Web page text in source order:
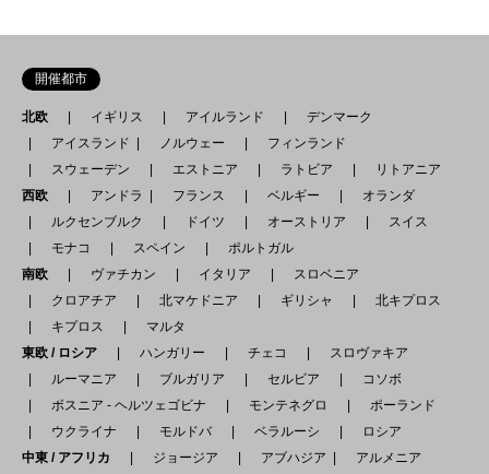
開催都市
北欧 イギリス アイルランド
デンマーク
アイスランド
ノルウェー
フィンランド
スウェーデン
エストニア ラトビア
リトアニア
西欧
アンドラ フランス ベルギー
オランダ
ルクセンブルク
ドイツ オーストリア
スイス
モナコ
スペイン
ポルトガル
南欧
ヴァチカン イタリア
スロベニア
クロアチア
北マケドニア ギリシャ
北キプロス
キプロス
マルタ
東欧 / ロシア
ハンガリー チェコ
スロヴァキア
ルーマニア
ブルガリア セルビア
コソボ
ボスニア - ヘルツェゴビナ
モンテネグロ
ポーランド
ウクライナ
モルドバ ベラルーシ
ロシア
中東 / アフリカ
ジョージア アブハジア
アルメニア